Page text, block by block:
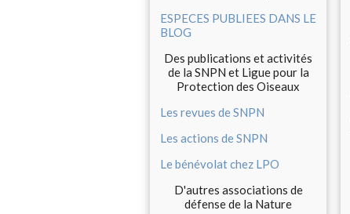
ESPECES PUBLIEES DANS LE
BLOG
Des publications et activités
de la SNPN et Ligue pour la
Protection des Oiseaux
Les revues de SNPN
Les actions de SNPN
Le bénévolat chez LPO
D'autres associations de
défense de la Nature